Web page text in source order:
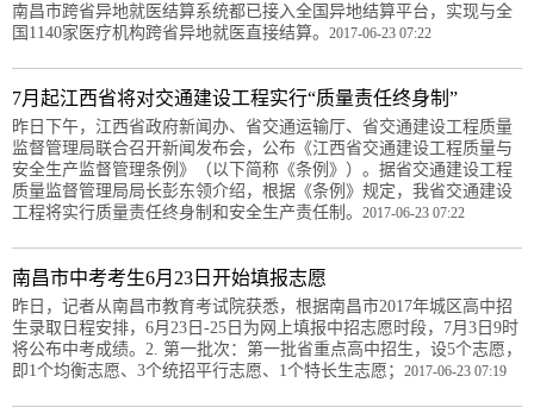
南昌市跨省异地就医结算系统都已接入全国异地结算平台，实现与全
国1140家医疗机构跨省异地就医直接结算。 2017-06-23 07:22
7月起江西省将对交通建设工程实行“质量责任终身制”
昨日下午，江西省政府新闻办、省交通运输厅、省交通建设工程质量
监督管理局联合召开新闻发布会，公布《江西省交通建设工程质量与
安全生产监督管理条例》（以下简称《条例》）。据省交通建设工程
质量监督管理局局长彭东领介绍，根据《条例》规定，我省交通建设
工程将实行质量责任终身制和安全生产责任制。 2017-06-23 07:22
南昌市中考考生6月23日开始填报志愿
昨日，记者从南昌市教育考试院获悉，根据南昌市2017年城区高中招
生录取日程安排，6月23日-25日为网上填报中招志愿时段，7月3日9时
将公布中考成绩。2. 第一批次：第一批省重点高中招生，设5个志愿，
即1个均衡志愿、3个统招平行志愿、1个特长生志愿； 2017-06-23 07:19